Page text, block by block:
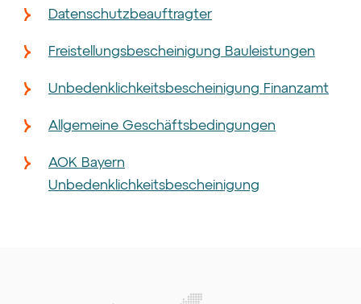
Datenschutzbeauftragter
Freistellungsbescheinigung Bauleistungen
Unbedenklichkeitsbescheinigung Finanzamt
Allgemeine Geschäftsbedingungen
AOK Bayern
Unbedenklichkeitsbescheinigung